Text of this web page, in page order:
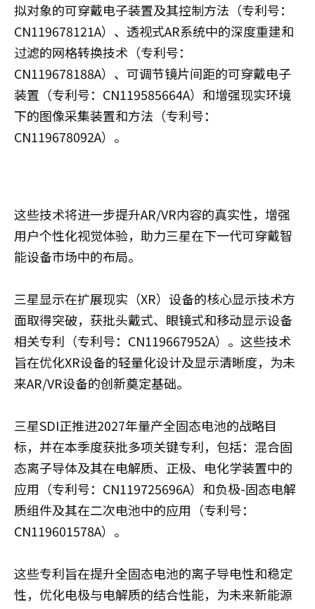
拟对象的可穿戴电子装置及其控制方法（专利号：
CN119678121A）、透视式AR系统中的深度重建和
过滤的网格转换技术（专利号：
CN119678188A）、可调节镜片间距的可穿戴电子
装置（专利号：CN119585664A）和增强现实环境
下的图像采集装置和方法（专利号：
CN119678092A）。
这些技术将进一步提升AR/VR内容的真实性，增强
用户个性化视觉体验，助力三星在下一代可穿戴智
能设备市场中的布局。
三星显示在扩展现实（XR）设备的核心显示技术方
面取得突破，获批头戴式、眼镜式和移动显示设备
相关专利（专利号：CN119667952A）。这些技术
旨在优化XR设备的轻量化设计及显示清晰度，为未
来AR/VR设备的创新奠定基础。
三星SDI正推进2027年量产全固态电池的战略目
标，并在本季度获批多项关键专利，包括：混合固
态离子导体及其在电解质、正极、电化学装置中的
应用（专利号：CN119725696A）和负极-固态电解
质组件及其在二次电池中的应用（专利号：
CN119601578A）。
这些专利旨在提升全固态电池的离子导电性和稳定
性，优化电极与电解质的结合性能，为未来新能源